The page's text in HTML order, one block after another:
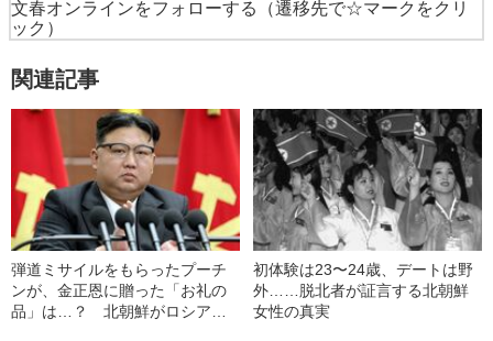
文春オンラインをフォローする
（遷移先で☆マークをクリ
ック）
関連記事
弾道ミサイルをもらったプーチ
ンが、金正恩に贈った「お礼の
品」は…？ 北朝鮮がロシアか
初体験は23〜24歳、デートは野
外……脱北者が証言する北朝鮮
女性の真実